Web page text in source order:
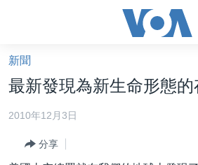
礙
鏈
接
跳
台灣
新聞
最新發現為新生命形態
2010年12月3日
分享